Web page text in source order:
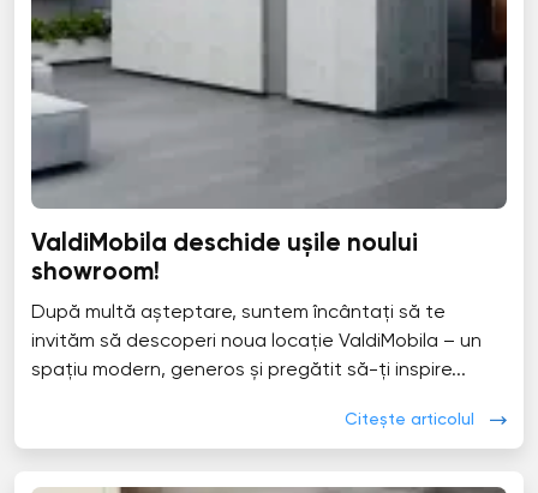
ValdiMobila deschide ușile noului
showroom!
După multă așteptare, suntem încântați să te
invităm să descoperi noua locație ValdiMobila – un
spațiu modern, generos și pregătit să-ți inspire...
Citește articolul